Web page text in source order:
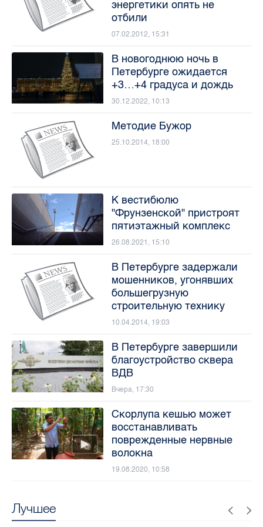
Лучшее
энергетики опять не
отбили
07.02.2012, 15:31
В новогоднюю ночь в
Петербурге ожидается
+3…+4 градуса и дождь
30.12.2022, 10:13
Методие Бужор
25.10.2014, 18:00
К вестибюлю
"Фрунзенской" пристроят
пятиэтажный комплекс
26.08.2021, 15:10
В Петербурге задержали
мошенников, угонявших
большегрузную
строительную технику
10.04.2014, 19:03
В Петербурге завершили
благоустройство сквера
ВДВ
Вчера, 17:30
Скорлупа кешью может
восстанавливать
поврежденные нервные
волокна
19.08.2020, 10:58